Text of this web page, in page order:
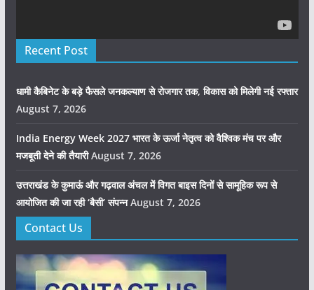
Recent Post
धामी कैबिनेट के बड़े फैसले जनकल्याण से रोजगार तक, विकास को मिलेगी नई रफ्तार
August 7, 2026
India Energy Week 2027 भारत के ऊर्जा नेतृत्व को वैश्विक मंच पर और
मजबूती देने की तैयारी August 7, 2026
उत्तराखंड के कुमाऊं और गढ़वाल अंचल में विगत बाइस दिनों से सामूहिक रूप से
आयोजित की जा रही ‘बैसी’ संपन्न August 7, 2026
Contact Us